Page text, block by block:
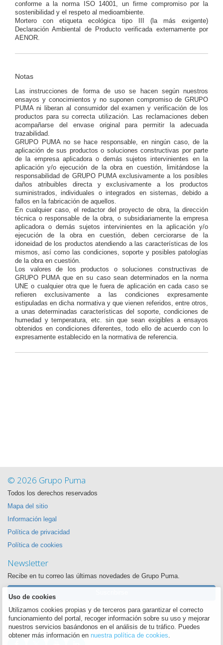
conforme a la norma ISO 14001, un firme compromiso por la
sostenibilidad y el respeto al medioambiente.
Mortero con etiqueta ecológica tipo III (la más exigente)
Declaración Ambiental de Producto verificada externamente por
AENOR.
Notas
Las instrucciones de forma de uso se hacen según nuestros
ensayos y conocimientos y no suponen compromiso de GRUPO
PUMA ni liberan al consumidor del examen y verificación de los
productos para su correcta utilización. Las reclamaciones deben
acompañarse del envase original para permitir la adecuada
trazabilidad.
GRUPO PUMA no se hace responsable, en ningún caso, de la
aplicación de sus productos o soluciones constructivas por parte
de la empresa aplicadora o demás sujetos intervinientes en la
aplicación y/o ejecución de la obra en cuestión, limitándose la
responsabilidad de GRUPO PUMA exclusivamente a los posibles
daños atribuibles directa y exclusivamente a los productos
suministrados, individuales o integrados en sistemas, debido a
fallos en la fabricación de aquellos.
En cualquier caso, el redactor del proyecto de obra, la dirección
técnica o responsable de la obra, o subsidiariamente la empresa
aplicadora o demás sujetos intervinientes en la aplicación y/o
ejecución de la obra en cuestión, deben cerciorarse de la
idoneidad de los productos atendiendo a las características de los
mismos, así como las condiciones, soporte y posibles patologías
de la obra en cuestión.
Los valores de los productos o soluciones constructivas de
GRUPO PUMA que en su caso sean determinados en la norma
UNE o cualquier otra que le fuera de aplicación en cada caso se
refieren exclusivamente a las condiciones expresamente
estipuladas en dicha normativa y que vienen referidos, entre otros,
a unas determinadas características del soporte, condiciones de
humedad y temperatura, etc. sin que sean exigibles a ensayos
obtenidos en condiciones diferentes, todo ello de acuerdo con lo
expresamente establecido en la normativa de referencia.
© 2026 Grupo Puma
Todos los derechos reservados
Mapa del sitio
Información legal
Política de privacidad
Política de cookies
Newsletter
Recibe en tu correo las últimas novedades de Grupo Puma.
Síguenos
Queremos estar siempre cerca de ti
Uso de cookies
Utilizamos cookies propias y de terceros para garantizar el correcto
funcionamiento del portal, recoger información sobre su uso y mejorar
nuestros servicios basándonos en el análisis de tu tráfico. Puedes
obtener más información en nuestra política de cookies.